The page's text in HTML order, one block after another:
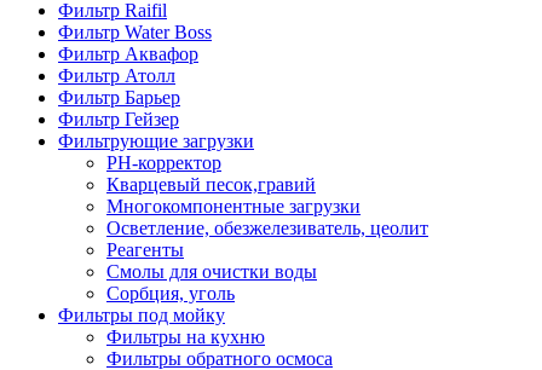
Фильтр Raifil
Фильтр Water Boss
Фильтр Аквафор
Фильтр Атолл
Фильтр Барьер
Фильтр Гейзер
Фильтрующие загрузки
PH-корректор
Кварцевый песок,гравий
Многокомпонентные загрузки
Осветление, обезжелезиватель, цеолит
Реагенты
Смолы для очистки воды
Сорбция, уголь
Фильтры под мойку
Фильтры на кухню
Фильтры обратного осмоса